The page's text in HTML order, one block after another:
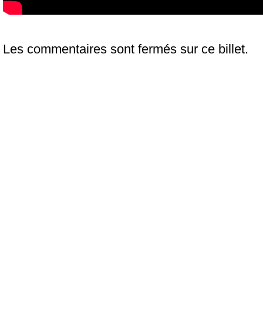
Les commentaires sont fermés sur ce billet.